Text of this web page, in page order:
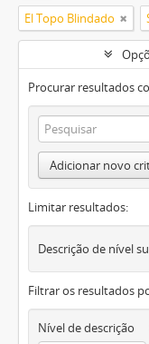
El Topo Blindado
Procurar resultados
Adicionar novo
Limitar resultados:
Filtrar os resultados
Nível de descrição